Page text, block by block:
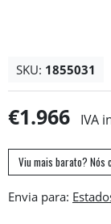
SKU: 1855031
€1.966 IVA
Viu mais barato?
Envia para: